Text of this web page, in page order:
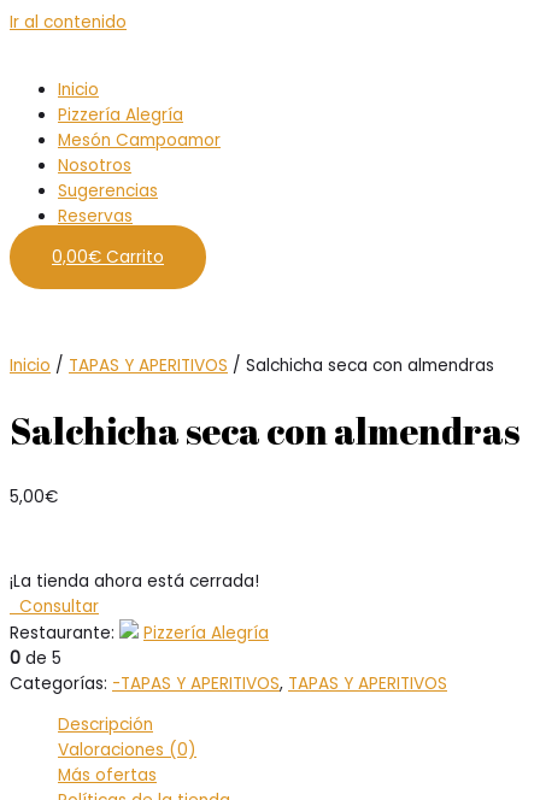
Ir al contenido
Inicio
Pizzería Alegría
Mesón Campoamor
Nosotros
Sugerencias
Reservas
0,00€ Carrito
Inicio / TAPAS Y APERITIVOS / Salchicha seca con almendras
Salchicha seca con almendras
5,00€
¡La tienda ahora está cerrada!
Consultar
Restaurante:
Pizzería Alegría
0 de 5
Categorías: -TAPAS Y APERITIVOS, TAPAS Y APERITIVOS
Descripción
Valoraciones (0)
Más ofertas